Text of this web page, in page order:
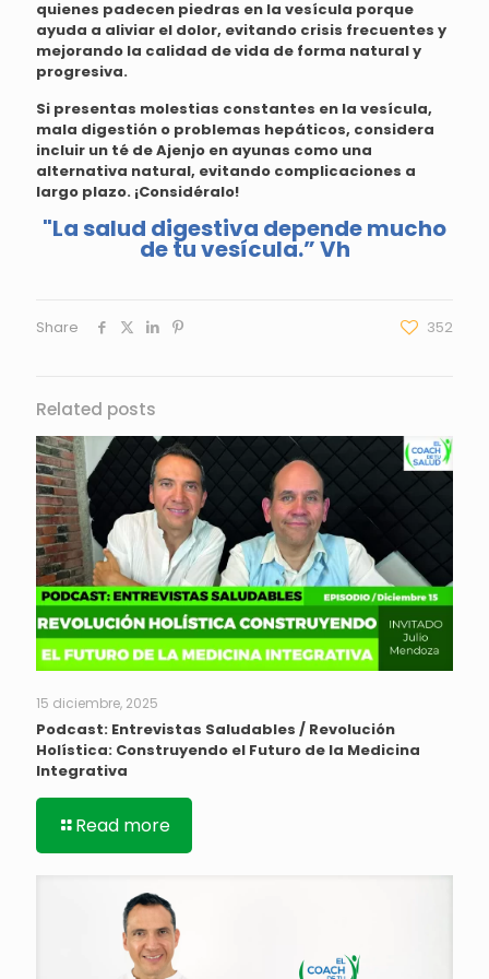
quienes padecen piedras en la vesícula porque
ayuda a aliviar el dolor, evitando crisis frecuentes y
mejorando la calidad de vida de forma natural y
progresiva.
Si presentas molestias constantes en la vesícula,
mala digestión o problemas hepáticos, considera
incluir un té de Ajenjo en ayunas como una
alternativa natural, evitando complicaciones a
largo plazo. ¡Considéralo!
"La salud digestiva depende mucho
de tu vesícula.” Vh
Share 352
Related posts
15 diciembre, 2025
Podcast: Entrevistas Saludables / Revolución
Holística: Construyendo el Futuro de la Medicina
Integrativa
Read more